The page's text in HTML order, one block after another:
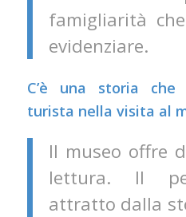
famigliarità
evidenziare.
C’è una storia
turista nella visita al
Il museo offre
lettura. Il
attratto dalla